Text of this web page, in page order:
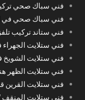
فني سباك صحي
فني سباك صحي في
فني ستاند تركيب
فني ستلايت
فني ستلايت الشويخ
فني ستلايت الظهر
فني ستلايت
فني ستلايت المنقف 94955007